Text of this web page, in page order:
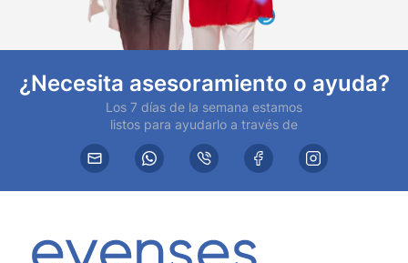
¿Necesita asesoramiento o ayuda?
Los 7 días de la semana estamos
listos para ayudarlo a través de